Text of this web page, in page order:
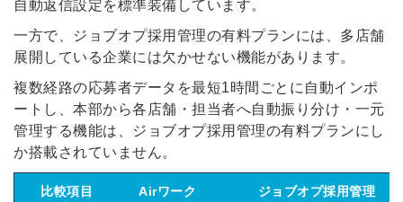
自動返信設定を標準装備しています。
一方で、ジョブオプ採用管理の有料プランには、多店舗
展開している企業には欠かせない機能があります。
複数経路の応募者データを最短1時間ごとに自動インポ
ートし、本部から各店舗・担当者へ自動振り分け・一元
管理する機能は、ジョブオプ採用管理の有料プランにし
か搭載されていません。
比較項目
Airワーク
ジョブオプ採用管理